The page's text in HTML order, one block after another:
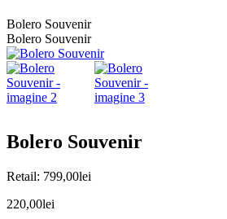
Bolero Souvenir
Bolero Souvenir
Bolero Souvenir
Retail: 799,00lei
220,00lei